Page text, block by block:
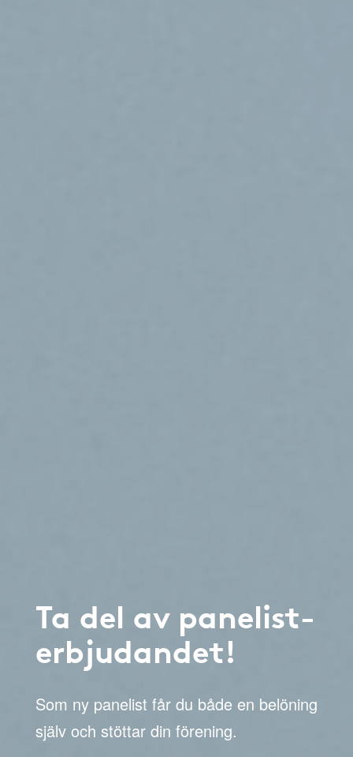
Ta del av panelist-
erbjudandet!
Som ny panelist får du både en belöning
själv och stöttar din förening.